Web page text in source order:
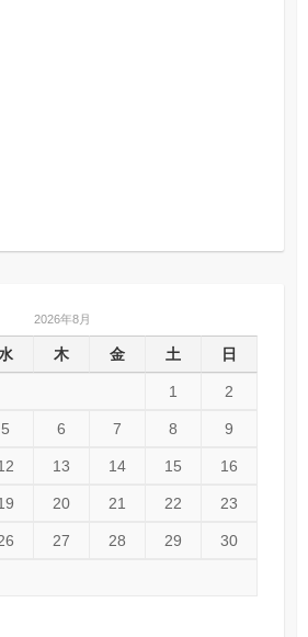
2026年8月
木 金 土 日
1 2
5 6 7 8 9
13 14 15 16
20 21 22 23
27 28 29 30